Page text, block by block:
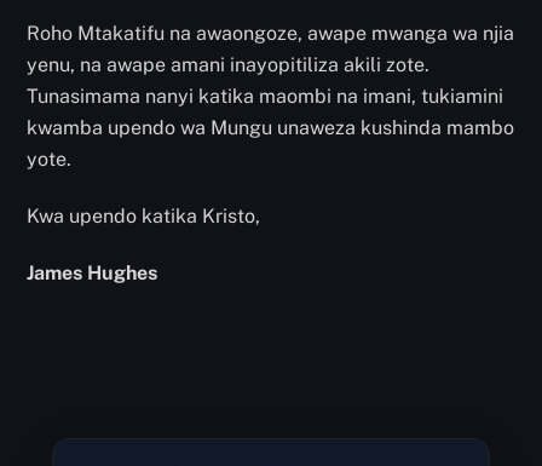
Roho Mtakatifu na awaongoze, awape mwanga wa njia
yenu, na awape amani inayopitiliza akili zote.
Tunasimama nanyi katika maombi na imani, tukiamini
kwamba upendo wa Mungu unaweza kushinda mambo
yote.
Kwa upendo katika Kristo,
James Hughes